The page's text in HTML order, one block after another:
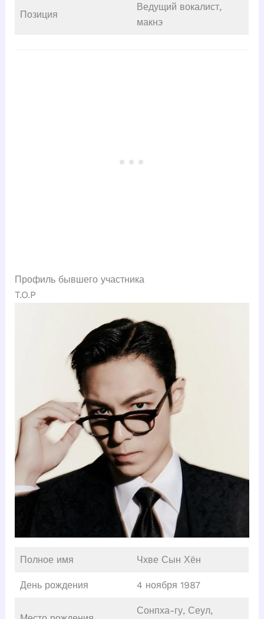
Позиция
Ведущий вокалист,
макнэ
Профиль бывшего участника
T.O.P
Полное имя Чхве Сын Хён
День рождения 4 ноября 1987
Сонпха-гу, Сеул,